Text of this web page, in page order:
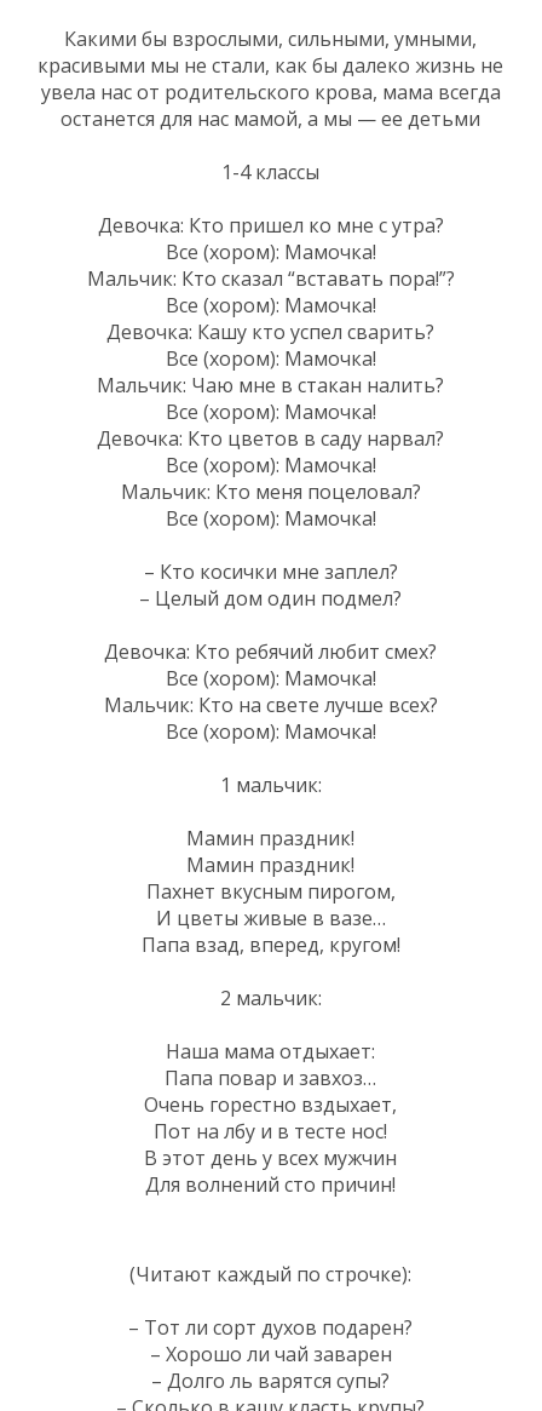
Какими бы взрослыми, сильными, умными,
красивыми мы не стали, как бы далеко жизнь не
увела нас от родительского крова, мама всегда
останется для нас мамой, а мы — ее детьми
1-4 классы
Девочка: Кто пришел ко мне с утра?
Все (хором): Мамочка!
Мальчик: Кто сказал “вставать пора!”?
Все (хором): Мамочка!
Девочка: Кашу кто успел сварить?
Все (хором): Мамочка!
Мальчик: Чаю мне в стакан налить?
Все (хором): Мамочка!
Девочка: Кто цветов в саду нарвал?
Все (хором): Мамочка!
Мальчик: Кто меня поцеловал?
Все (хором): Мамочка!
– Кто косички мне заплел?
– Целый дом один подмел?
Девочка: Кто ребячий любит смех?
Все (хором): Мамочка!
Мальчик: Кто на свете лучше всех?
Все (хором): Мамочка!
1 мальчик:
Мамин праздник!
Мамин праздник!
Пахнет вкусным пирогом,
И цветы живые в вазе…
Папа взад, вперед, кругом!
2 мальчик:
Наша мама отдыхает:
Папа повар и завхоз…
Очень горестно вздыхает,
Пот на лбу и в тесте нос!
В этот день у всех мужчин
Для волнений сто причин!
(Читают каждый по строчке):
– Тот ли сорт духов подарен?
– Хорошо ли чай заварен
– Долго ль варятся супы?